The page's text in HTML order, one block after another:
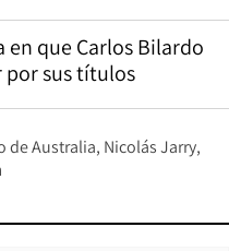
en que Carlos Bilardo
por sus títulos
de Australia Nicolás Jarry